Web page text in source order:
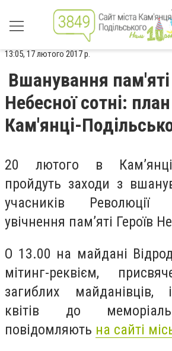
13:05, 17 лютого 2017 р.
Вшанування пам'яті
Небесної сотні:
Кам'янці-
20 лютого в Кам’янці-
пройдуть заходи з
учасників Революції
увічнення пам’яті Героїв
О 13.00 на майдані
мітинг-реквієм,
загиблих майданівців,
квітів до
повідомляють на сайті